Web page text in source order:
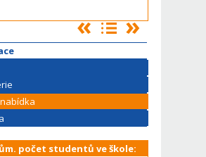
počet studentů ve škole: